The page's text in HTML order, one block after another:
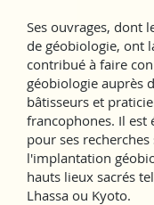
Ses ouvrages, dont
de géobiologie, ont
contribué à faire
géobiologie auprès
bâtisseurs et
francophones. Il est
pour ses recherches
l'implantation
hauts lieux sacrés
Lhassa ou Kyoto.